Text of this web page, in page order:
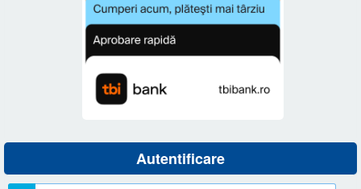
Autentificare